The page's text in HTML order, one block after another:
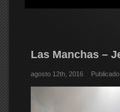
Las Manchas –
agosto 12th, 2016